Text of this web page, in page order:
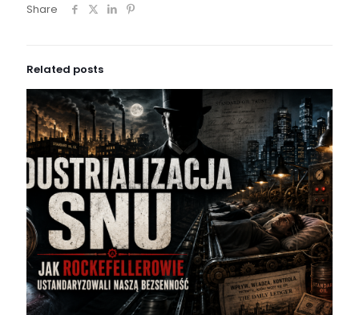
Share
Related posts